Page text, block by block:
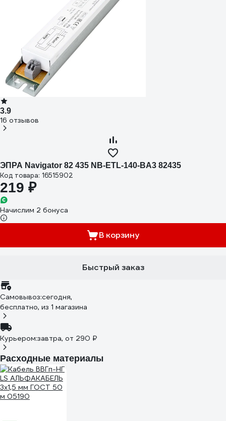
3.9
16 отзывов
ЭПРА Navigator 82 435 NB-ETL-140-BA3 82435
Код товара: 16515902
219 ₽
Начислим 2 бонуса
В корзину
Быстрый заказ
Самовывоз:сегодня,
бесплатно, из 1 магазина
Курьером:завтра, от 290 ₽
Расходные материалы